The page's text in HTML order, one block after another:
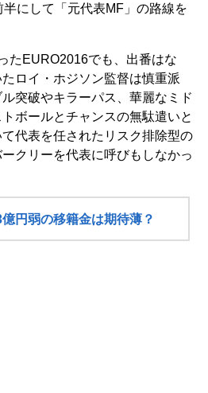
にして「元代表MF」の路線を
たEURO2016でも、出番はな
ロイ・ホジソン監督は慎重派
突破やキラーパス、華麗なミド
ボールとチャンスの無駄遣いと
代表を任されたリスク排除型の
クリーを代表に呼びもしなかっ
円弱の移籍金は期待薄？